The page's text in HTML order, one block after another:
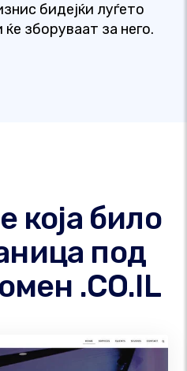
бидејќи луѓето
зборуваат за него.
која било
под
.CO.IL